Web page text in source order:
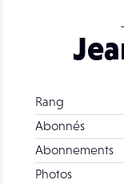
Rang
Abonnés
Abonnements
Photos